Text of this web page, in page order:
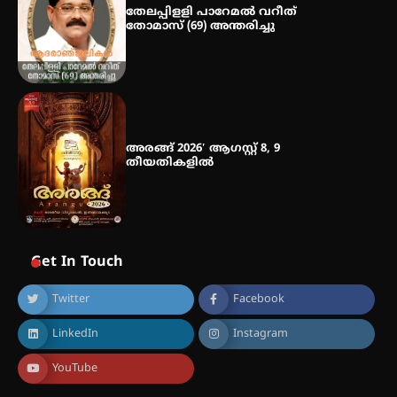
തേലപ്പിളളി പാറേമൽ വറീത്
തോമാസ് (69) അന്തരിച്ചു
അരങ്ങ് 2026′ ആഗസ്റ്റ് 8, 9
തീയതികളിൽ
Get In Touch
Twitter Facebook
LinkedIn Instagram
YouTube